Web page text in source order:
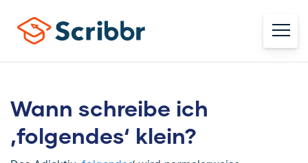
Wann schreibe ich
‚folgendes‘ klein?